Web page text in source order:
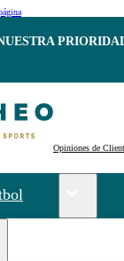
Opiniones de